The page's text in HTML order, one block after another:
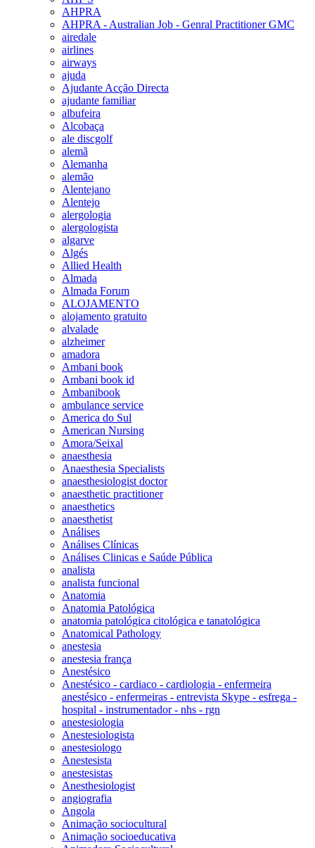
AHPRA
AHPRA - Australian Job - Genral Practitioner GMC
airedale
airlines
airways
ajuda
Ajudante Acção Directa
ajudante familiar
albufeira
Alcobaça
ale discgolf
alemã
Alemanha
alemão
Alentejano
Alentejo
alergologia
alergologista
algarve
Algés
Allied Health
Almada
Almada Forum
ALOJAMENTO
alojamento gratuito
alvalade
alzheimer
amadora
Ambani book
Ambani book id
Ambanibook
ambulance service
America do Sul
American Nursing
Amora/Seixal
anaesthesia
Anaesthesia Specialists
anaesthesiologist doctor
anaesthetic practitioner
anaesthetics
anaesthetist
Análises
Análises Clínicas
Análises Clinicas e Saúde Pública
analista
analista funcional
Anatomia
Anatomia Patológica
anatomia patológica citológica e tanatológica
Anatomical Pathology
anestesia
anestesia frança
Anestésico
Anestésico - cardiaco - cardiologia - enfermeira
anestésico - enfermeiras - entrevista Skype - esfrega -
hospital - instrumentador - nhs - rgn
anestesiologia
Anestesiologista
anestesiologo
Anestesista
anestesistas
Anesthesiologist
angiografia
Angola
Animação sociocultural
Animação socioeducativa